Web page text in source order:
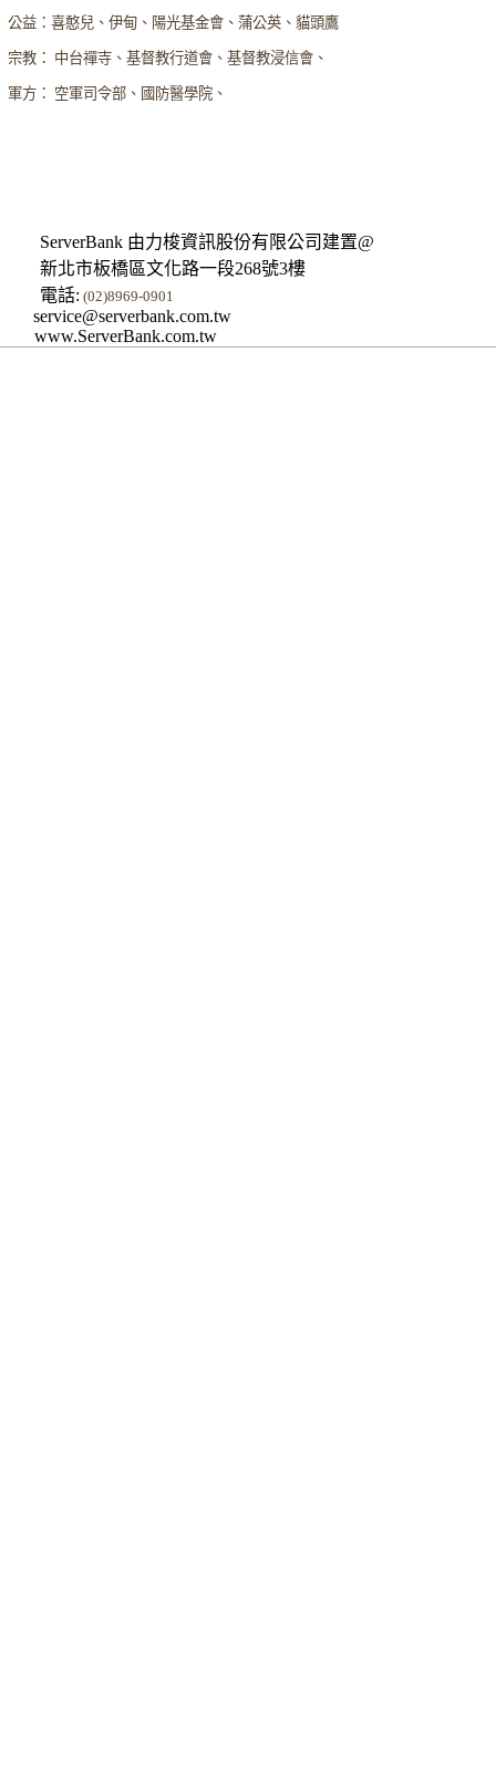
公益：喜憨兒、伊甸、陽光基金會、蒲公英、貓頭鷹
宗教： 中台禪寺、基督教行道會、基督教浸信會、
軍方： 空軍司令部、國防醫學院、
ServerBank 由力梭資訊股份有限公司建置@
新北市板橋區文化路一段268號3樓
電話: (02)8969-0901
service@serverbank.com.tw
www.ServerBank.com.tw